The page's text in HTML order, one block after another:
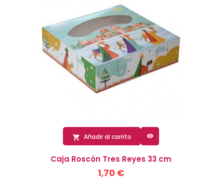
 Añadir al carrito 
Caja Roscón Tres Reyes 33 cm
1,70 €